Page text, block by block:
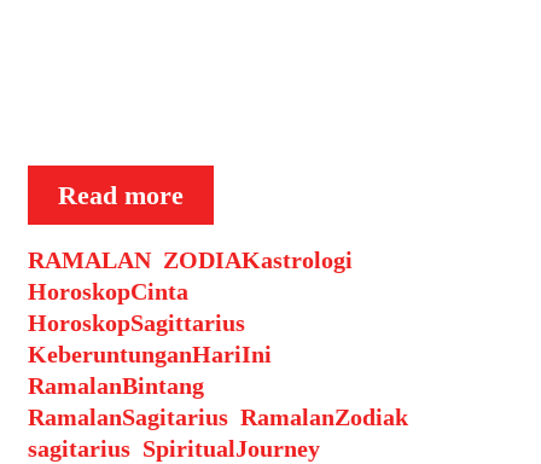
Read moreRamalan
Zodiak
Sagitarius
Hari
Ini:
Kesempatan
Tak
Terduga
Categories
RAMALAN, ZODIAKTags
astrologi
HoroskopCinta
HoroskopSagittarius
KeberuntunganHariIni
RamalanBintang
RamalanSagitarius RamalanZodiak
sagitarius SpiritualJourney,